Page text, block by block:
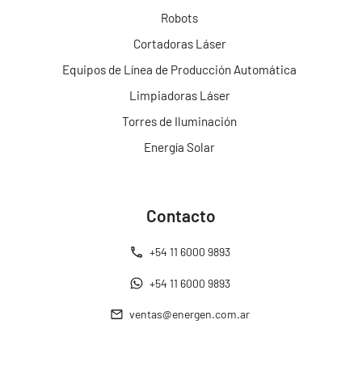
Robots
Cortadoras Láser
Equipos de Línea de Producción Automática
Limpiadoras Láser
Torres de Iluminación
Energía Solar
Contacto
+54 11 6000 9893
+54 11 6000 9893
ventas@energen.com.ar